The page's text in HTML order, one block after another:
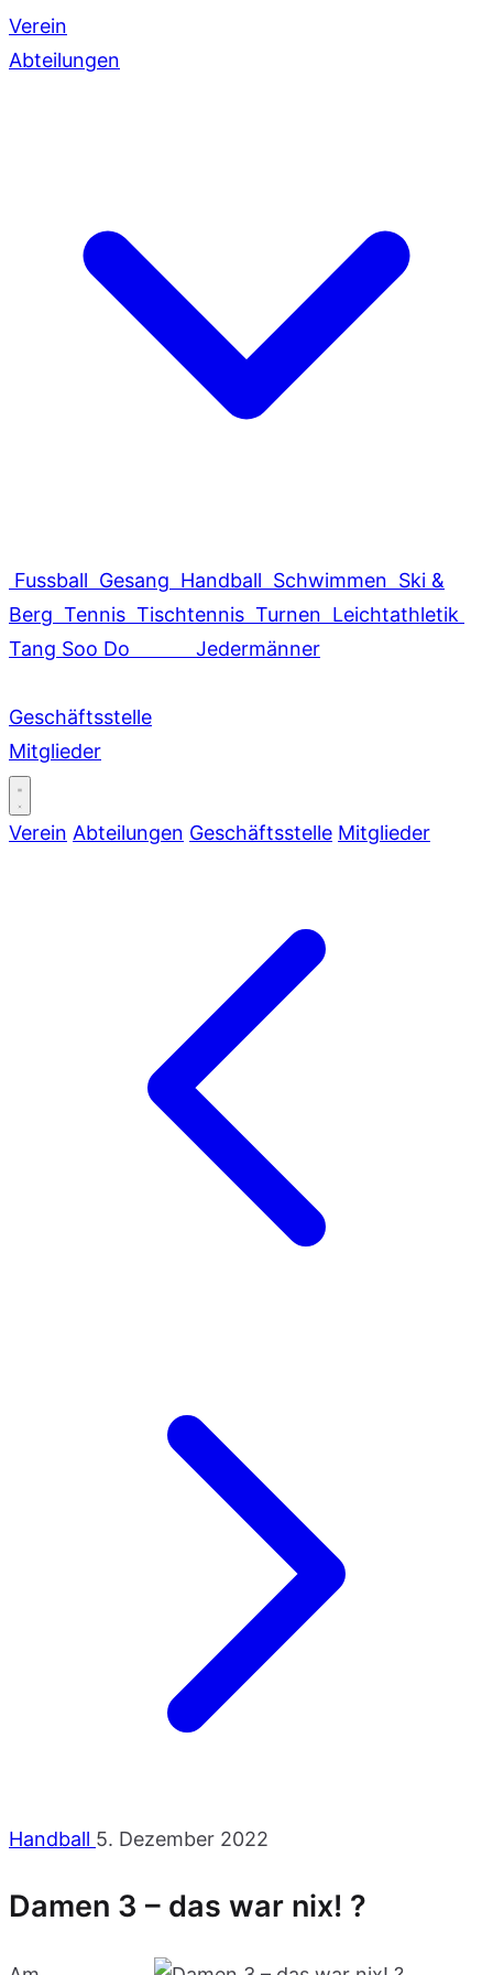
Verein
Abteilungen
Fussball Gesang Handball Schwimmen Ski &
Berg Tennis Tischtennis Turnen Leichtathletik
Tang Soo Do
Jedermänner
Geschäftsstelle
Mitglieder
Verein Abteilungen Geschäftsstelle Mitglieder
Handball 5. Dezember 2022
Damen 3 – das war nix! ?